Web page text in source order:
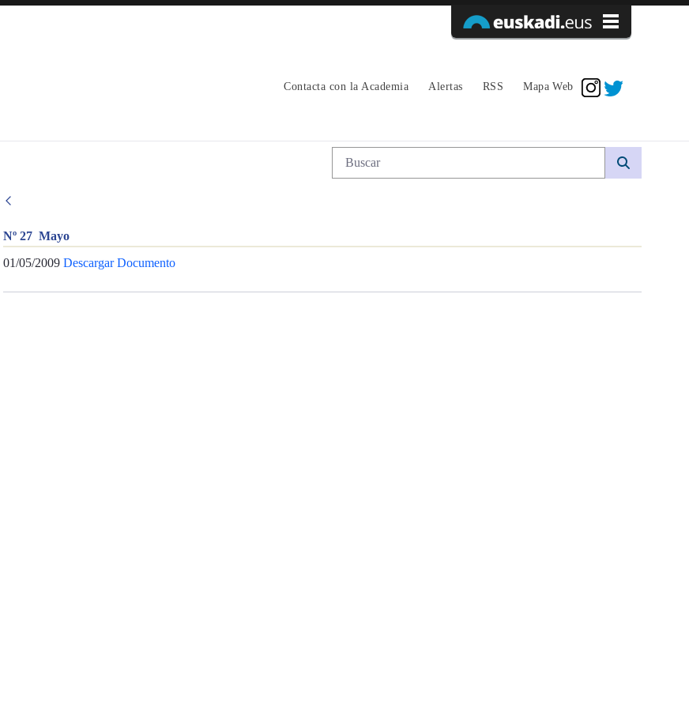
Contacta con la Academia Alertas RSS Mapa Web
Búsqueda web
Nº 27 Mayo
01/05/2009 Descargar Documento